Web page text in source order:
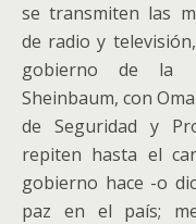
se transmiten las
de radio y
gobierno de la
Sheinbaum, con
de Seguridad y
repiten hasta el
gobierno hace -o
paz en el país;